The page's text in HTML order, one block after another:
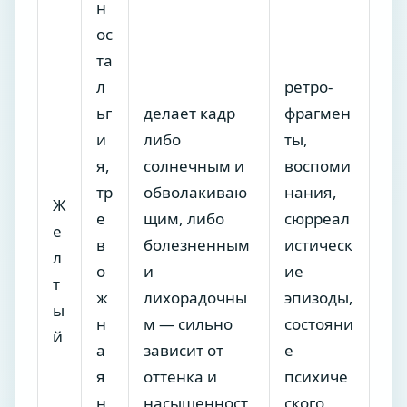
Ж
е
л
т
ы
й
н
ос
та
л
ьг
и
я,
тр
е
в
о
ж
н
а
я
н
делает кадр
либо
солнечным и
обволакиваю
щим, либо
болезненным
и
лихорадочны
м — сильно
зависит от
оттенка и
насыщенност
ретро-
фрагмен
ты,
воспоми
нания,
сюрреал
истическ
ие
эпизоды,
состояни
е
психиче
ского